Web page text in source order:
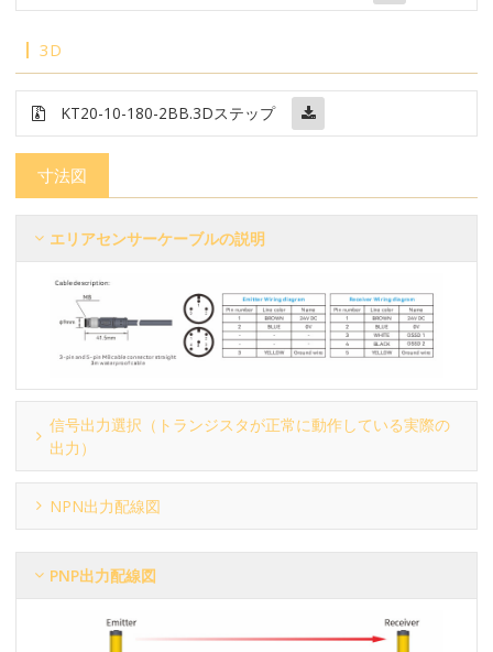
3D
KT20-10-180-2BB.3Dステップ
寸法図
エリアセンサーケーブルの説明
信号出力選択（トランジスタが正常に動作している実際の
出力）
NPN出力配線図
PNP出力配線図